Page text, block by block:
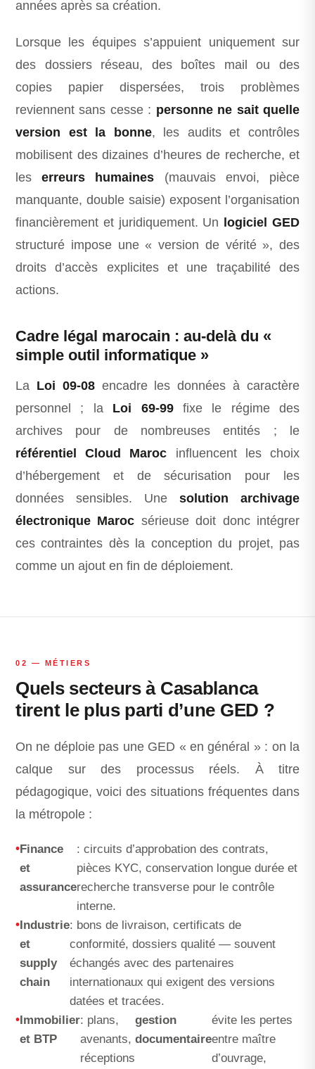
années après sa création.
Lorsque les équipes s’appuient uniquement sur
des dossiers réseau, des boîtes mail ou des
copies papier dispersées, trois problèmes
reviennent sans cesse : personne ne sait quelle
version est la bonne, les audits et contrôles
mobilisent des dizaines d’heures de recherche, et
leserreurs humaines (mauvais envoi, pièce
manquante, double saisie) exposent l’organisation
financièrement et juridiquement. Un
logiciel GED
structuré impose une « version de vérité », des
droits d’accès explicites et une traçabilité des
actions.
Cadre légal marocain : au-delà du «
simple outil informatique »
La Loi 09-08encadre les données à caractère
personnel ; la Loi 69-99fixe le régime des
archives pour de nombreuses entités ; le
référentiel Cloud Maroc influencent les choix
d’hébergement et de sécurisation pour les
données sensibles. Une solution archivage
électronique Maroc sérieuse doit donc intégrer
ces contraintes dès la conception du projet, pas
comme un ajout en fin de déploiement.
02 — MÉTIERS
Quels secteurs à Casablanca
tirent le plus parti d’une GED ?
On ne déploie pas une GED « en général » : on la
calque sur des processus réels. À titre
pédagogique, voici des situations fréquentes dans
la métropole :
Finance
et
assurance
: circuits d’approbation des contrats,
pièces KYC, conservation longue durée et
recherche transverse pour le contrôle
interne.
Industrie
et
supply
chain
: bons de livraison, certificats de
conformité, dossiers qualité — souvent
échangés avec des partenaires
internationaux qui exigent des versions
datées et tracées.
Immobilier
et BTP
: plans,
avenants,
réceptions
gestion
documentaire
évite les pertes
entre maître
d’ouvrage,